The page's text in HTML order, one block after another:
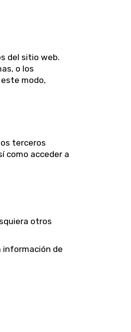
del sitio web.
o los
modo,
terceros
como acceder a
otros
información de